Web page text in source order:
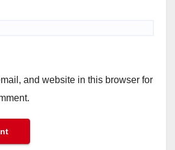
and website in this browser for